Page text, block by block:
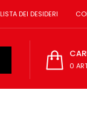
LISTA DEI DESIDERI
0